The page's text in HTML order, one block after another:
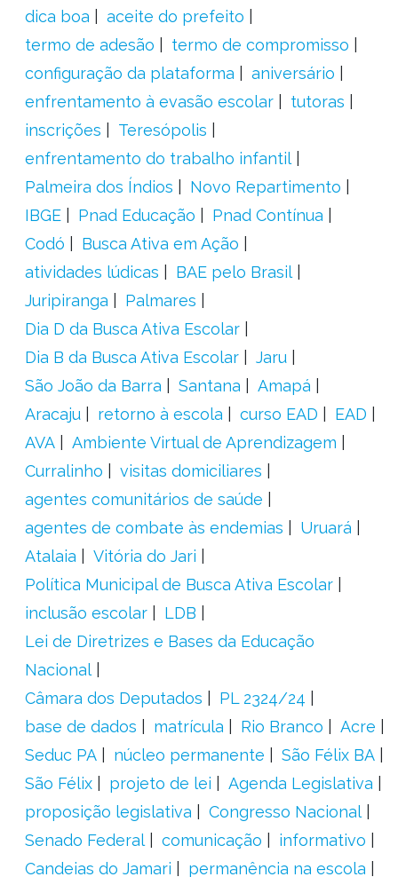
dica boa
aceite do prefeito
termo de adesão
termo de compromisso
configuração da plataforma
aniversário
enfrentamento à evasão escolar
tutoras
inscrições
Teresópolis
enfrentamento do trabalho infantil
Palmeira dos Índios
Novo Repartimento
IBGE
Pnad Educação
Pnad Contínua
Codó
Busca Ativa em Ação
atividades lúdicas
BAE pelo Brasil
Juripiranga
Palmares
Dia D da Busca Ativa Escolar
Dia B da Busca Ativa Escolar
Jaru
São João da Barra
Santana
Amapá
Aracaju
retorno à escola curso EAD
EAD
AVA
Ambiente Virtual de Aprendizagem
Curralinho
visitas domiciliares
agentes comunitários de saúde
agentes de combate às endemias
Uruará
Atalaia
Vitória do Jari
Política Municipal de Busca Ativa Escolar
inclusão escolar
LDB
Lei de Diretrizes e Bases da Educação
Nacional
Câmara dos Deputados
PL 2324/24
base de dados
matrícula Rio Branco
Acre
Seduc PA
núcleo permanente
São Félix BA
São Félix
projeto de lei
Agenda Legislativa
proposição legislativa
Congresso Nacional
Senado Federal
comunicação
informativo
Candeias do Jamari
permanência na escola